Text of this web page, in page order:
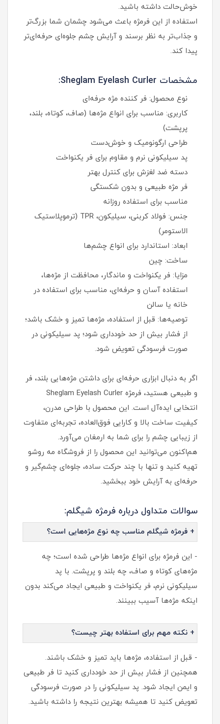
خوش‌حالت داشته باشید.
استفاده از این فرمژه باعث می‌شود چشمان شما بزرگ‌تر
و جذاب‌تر به نظر برسند و آرایش چشم جلوه‌ای حرفه‌ای‌تر
پیدا کند.
مشخصات Sheglam Eyelash Curler:
نوع محصول: فر کننده مژه حرفه‌ای
کاربری: مناسب برای انواع مژه‌ها (صاف، کوتاه، بلند،
پرپشت)
طراحی ارگونومیک و خوش‌دست
پد سیلیکونی نرم و مقاوم برای فر یکنواخت
دسته ضد لغزش برای کنترل بهتر
فر مژه طبیعی و بدون شکستگی
مناسب برای استفاده روزانه
جنس: فولاد کربنی، سیلیکون، TPR (ترموپلاستیک
الاستومر)
ابعاد: استاندارد برای انواع چشم‌ها
ساخت: چین
مزایا: فر یکنواخت و ماندگار، محافظت از مژه‌ها،
استفاده آسان و حرفه‌ای، مناسب برای استفاده در
خانه یا سالن
توصیه‌ها: قبل از استفاده، مژه‌ها تمیز و خشک باشد؛
از فشار بیش از حد خودداری شود؛ پد سیلیکونی در
صورت فرسودگی تعویض شود.
اگر به دنبال ابزاری حرفه‌ای برای داشتن مژه‌هایی بلند، فر
و طبیعی هستید، فرمژه Sheglam Eyelash Curler
انتخابی ایده‌آل است. این محصول با طراحی مدرن،
کیفیت ساخت بالا و کارایی فوق‌العاده، تجربه‌ای متفاوت
از زیبایی چشم را برای شما به ارمغان می‌آورد.
هم‌اکنون می‌توانید این محصول را از فروشگاه مه روشو
تهیه کنید و تنها با چند حرکت ساده، جلوه‌ای چشم‌گیر و
حرفه‌ای به آرایش خود ببخشید.
سوالات متداول درباره فرمژه شیگلم:
+ فرمژه شیگلم مناسب چه نوع مژه‌هایی است؟
- این فرمژه برای انواع مژه‌ها طراحی شده است؛ چه
مژه‌های کوتاه و صاف، چه بلند و پرپشت. با پد
سیلیکونی نرم، فر یکنواخت و طبیعی ایجاد می‌کند بدون
اینکه مژه‌ها آسیب ببینند.
+ نکته مهم برای استفاده بهتر چیست؟
- قبل از استفاده، مژه‌ها باید تمیز و خشک باشند.
همچنین از فشار بیش از حد خودداری کنید تا فر طبیعی
و ایمن ایجاد شود. پد سیلیکونی را در صورت فرسودگی
تعویض کنید تا همیشه بهترین نتیجه را داشته باشید.